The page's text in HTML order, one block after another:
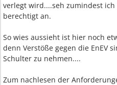
verlegt wird....seh zumindest
berechtigt an.
So wies aussieht ist hier noch
denn Verstöße gegen die EnEV
Schulter zu nehmen....
Zum nachlesen der